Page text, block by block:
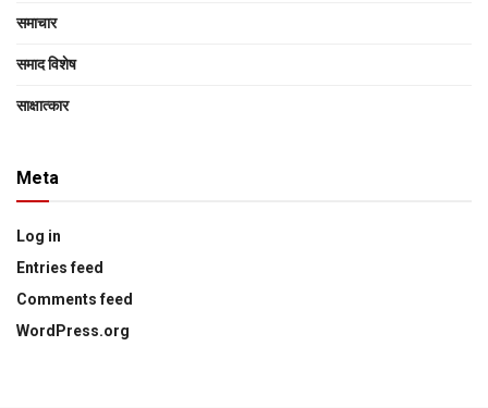
समाचार
समाद विशेष
साक्षात्‍कार
Meta
Log in
Entries feed
Comments feed
WordPress.org